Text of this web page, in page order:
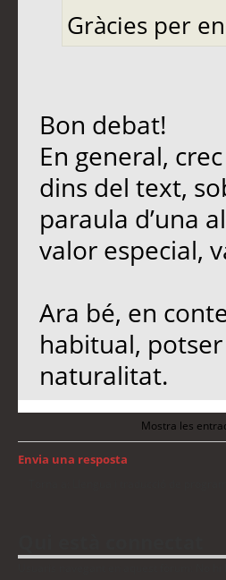
Gràcies per
Bon debat!
En general,
dins del text,
paraula d’una
valor especial,
Ara bé, en
habitual,
naturalitat.
Mostra les
Envia una resposta